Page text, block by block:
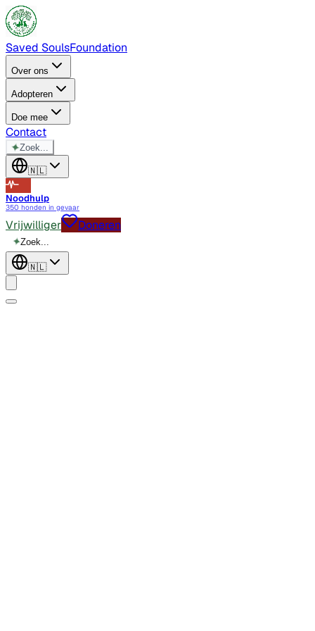
Saved SoulsFoundation
Over ons
Adopteren
Doe mee
Contact
✦Zoek...
🇳🇱
Noodhulp
350 honden in gevaar
Vrijwilliger Doneren
✦Zoek...
🇳🇱